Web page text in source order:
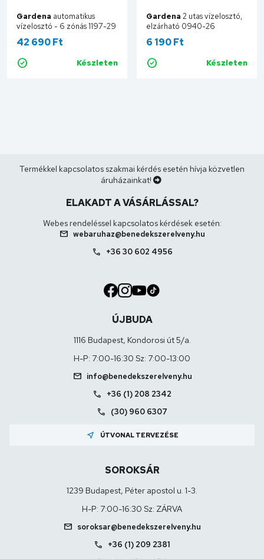
Gardena automatikus
vízelosztó - 6 zónás 1197-29
42 690 Ft
Készleten
Kosárba
Gardena 2 utas vízelosztó,
elzárható 0940-26
6 190 Ft
Készleten
Kosárba
Termékkel kapcsolatos szakmai kérdés esetén hívja közvetlen
áruházainkat!
ELAKADT A VÁSÁRLÁSSAL?
Webes rendeléssel kapcsolatos kérdések esetén:
mail webaruhaz@benedekszerelveny.hu
call +36 30 602 4956
ÚJBUDA
1116 Budapest, Kondorosi út 5/a.
H-P: 7:00-16:30 Sz: 7:00-13:00
mail info@benedekszerelveny.hu
call +36 (1) 208 2342
call (30) 960 6307
near_me ÚTVONAL TERVEZÉSE
SOROKSÁR
1239 Budapest, Péter apostol u. 1-3.
H-P: 7:00-16:30 Sz: ZÁRVA
mail soroksar@benedekszerelveny.hu
call +36 (1) 209 2381